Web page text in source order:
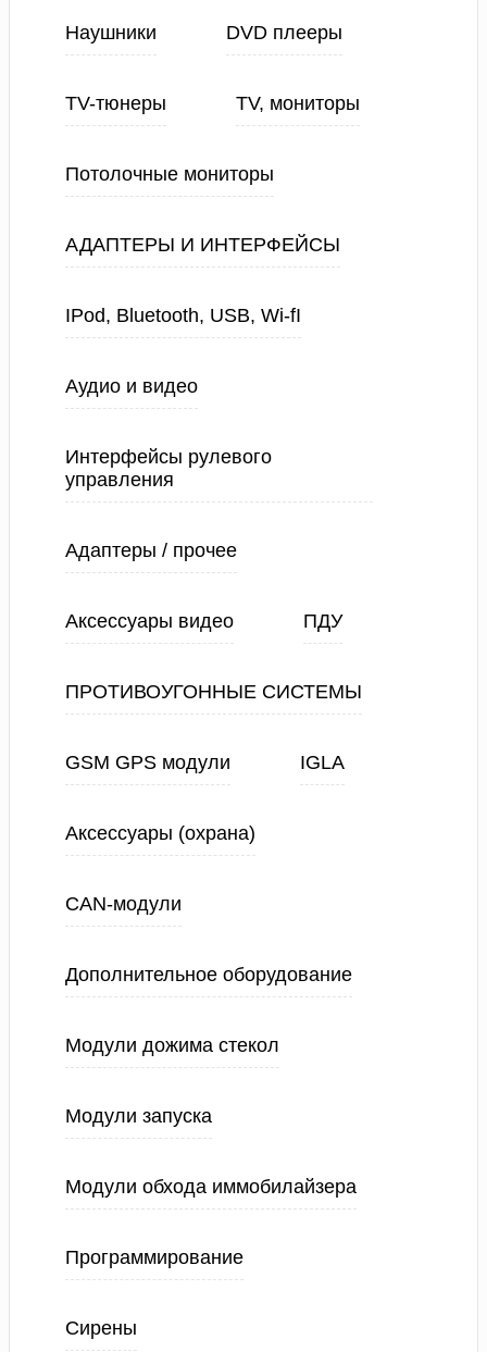
Наушники DVD плееры
TV-тюнеры TV, мониторы
Потолочные мониторы
АДАПТЕРЫ И ИНТЕРФЕЙСЫ
IPod, Bluetooth, USB, Wi-fI
Аудио и видео
Интерфейсы рулевого
управления
Адаптеры / прочее
Аксессуары видео ПДУ
ПРОТИВОУГОННЫЕ СИСТЕМЫ
GSM GPS модули IGLA
Аксессуары (охрана)
CAN-модули
Дополнительное оборудование
Модули дожима стекол
Модули запуска
Модули обхода иммобилайзера
Программирование
Сирены